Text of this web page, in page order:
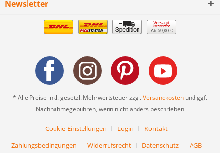
Newsletter
Ab 59,00 €
* Alle Preise inkl. gesetzl. Mehrwertsteuer zzgl.Versandkosten und ggf.
Nachnahmegebühren, wenn nicht anders beschrieben
Cookie-Einstellungen Login
Kontakt
Zahlungsbedingungen
Widerrufsrecht Datenschutz AGB